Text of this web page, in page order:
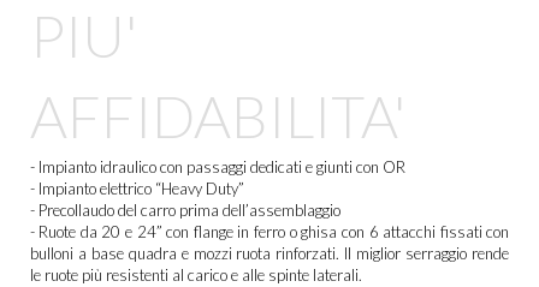
PIU'
AFFIDABILITA'
- Impianto idraulico con passaggi dedicati e giunti con OR
- Impianto elettrico “Heavy Duty”
- Precollaudo del carro prima dell’assemblaggio
- Ruote da 20 e 24” con flange in ferro o ghisa con 6 attacchi fissati con
bulloni a base quadra e mozzi ruota rinforzati. Il miglior serraggio rende
le ruote più resistenti al carico e alle spinte laterali.